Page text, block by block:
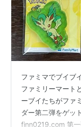
ファミマでブイブ
ファミリーマート
ーブイたちがファ
ダー第二弾をゲッ
finn0219.com 第一